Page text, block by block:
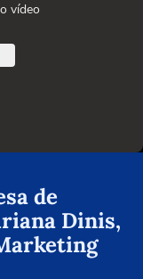
vídeo
de
Dinis,